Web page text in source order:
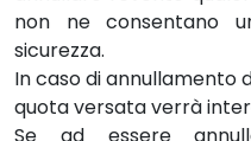
non ne consentano
sicurezza.
In caso di annullamento
quota versata verrà
Se ad essere